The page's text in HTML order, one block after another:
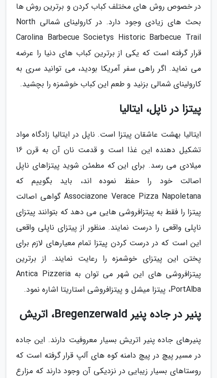
در خصوص روش های مختلف کباب کردن و برترین روش ها
بحث های زیادی وجود دارد. در کارولینای شمالی North
Carolina Barbecue Societys Historic Barbecue Trail
قرار گرفته است که یکی از برترین کباب های دنیا را عرضه
می نماید. اگر راهی سفر آمریکا بودید، می توانید سری به
کارولینای شمالی بزنید و طعم این کباب خوشمزه را بچشید.
پیتزا در ناپل، ایتالیا
ایتالیا بهشت عاشقان پیتزا است. ناپل در ایتالیا زادگاه مواد
تشکیل دهنده این غذا است و قدمت نان آن به قرن 16
میلادی می رسد. برای این که مطمئن شوید پیتزاهای ناپل
اصالت خود را حفظ نموده اند، باید بگوییم که
Associazone Verace Pizza Napoletana گواهی اصالت
پیتزا را فقط به پیتزافروشی هایی می دهد که بتوانند پیتزای
ناپلی واقعی را درست نمایند. منظور از پیتزای ناپلی واقعی
این است که در درست کردن پیتزا تمام معیارهای لازم برای
پختن این پیتزای خوشمزه را رعایت نمایند. از برترین
پیتزافروشی های این شهر می توان به Antica Pizzeria
PortAlba، پیتزا میشل و پیتزافروشی استاریتا اشاره نمود.
پنیر در جاده پنیر Bregenzerwald، اتریش
پنیرهای جاده پنیر اتریش بسیار معروفیت دارند. این جاده
در مسیر پیچ در پیچ دامنه کوه های آلپ قرار گرفته است که
روستاهای بسیار زیبایی در نزدیکی آن وجود دارند که مزارع